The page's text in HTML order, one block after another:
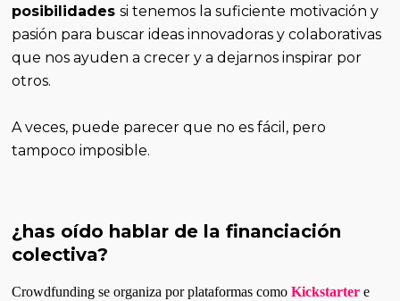
posibilidadessi tenemos la suficiente motivación y
pasión para buscar ideas innovadoras y colaborativas
que nos ayuden a crecer y a dejarnos inspirar por
otros.
A veces, puede parecer que no es fácil, pero
tampoco imposible.
¿has oído hablar de la financiación
colectiva?
Crowdfunding se organiza por plataformas comoKickstarter e